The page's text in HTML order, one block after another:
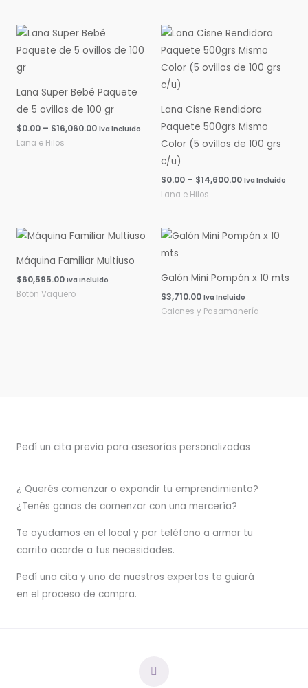
Lana Super Bebé Paquete
de 5 ovillos de 100 gr
$0.00 – $16,060.00
Rango
de
precios:
$16,060.00
Iva Incluido
Lana e Hilos
Lana Cisne Rendidora
Paquete 500grs Mismo
Color (5 ovillos de 100 grs
c/u)
$0.00 – $14,600.00
Rango
de
precios:
desde
$0.00
Iva Incluido
Lana e Hilos
Máquina Familiar Multiuso
$60,595.00 Iva Incluido
Botón Vaquero
Galón Mini Pompón x 10 mts
$3,710.00 Iva Incluido
Galones y Pasamanería
Pedí un cita previa para asesorías personalizadas
¿ Querés comenzar o expandir tu emprendimiento?
¿Tenés ganas de comenzar con una mercería?
Te ayudamos en el local y por teléfono a armar tu
carrito acorde a tus necesidades.
Pedí una cita y uno de nuestros expertos te guiará
en el proceso de compra.